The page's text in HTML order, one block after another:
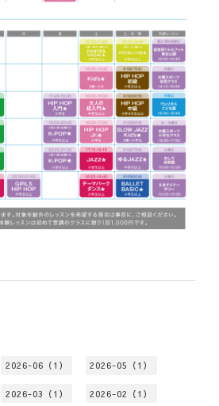
2026-06（1） 2026-05（1）
2026-03（1） 2026-02（1）